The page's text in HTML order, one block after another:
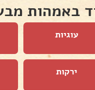
באמהות
עוגיות
ירקות